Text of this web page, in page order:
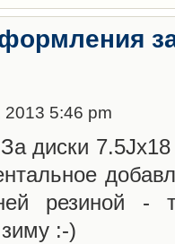
2013 5:46 pm
диски
резиной
:-)